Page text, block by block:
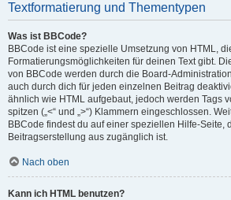
Textformatierung und Thementypen
Was ist BBCode?
BBCode ist eine spezielle Umsetzung von HTML,
Formatierungsmöglichkeiten für deinen Text gibt.
von BBCode werden durch die Board-
auch durch dich für jeden einzelnen Beitrag
ähnlich wie HTML aufgebaut, jedoch werden Tags
spitzen („<“ und „>“) Klammern eingeschlossen.
BBCode findest du auf einer speziellen Hilfe-Seite,
Beitragserstellung aus zugänglich ist.
Nach oben
Kann ich HTML benutzen?